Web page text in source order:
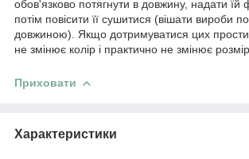
обов'язково потягнути в довжину, надати їй
потім повісити її сушитися (вішати вироби
довжиною). Якщо дотримуватися цих
не змінює колір і практично не змінює розмір.
Приховати
Характеристики